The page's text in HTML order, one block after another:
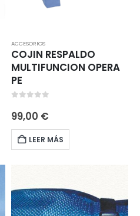
ACCESORIOS
COJIN RESPALDO
MULTIFUNCION OPERA
PE
99,00 €
LEER MÁS